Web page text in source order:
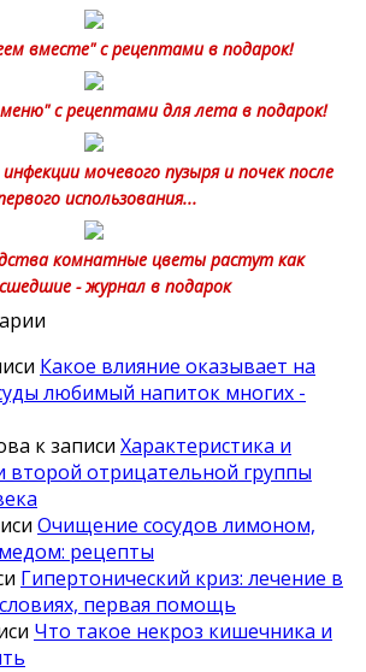
вместе" с рецептами в подарок!
с рецептами для лета в подарок!
мочевого пузыря и почек после
использования...
комнатные цветы растут как
- журнал в подарок
Какое влияние оказывает на
любимый напиток многих -
к записи Характеристика и
второй отрицательной группы
Очищение сосудов лимоном,
рецепты
Гипертонический криз: лечение в
первая помощь
Что такое некроз кишечника и